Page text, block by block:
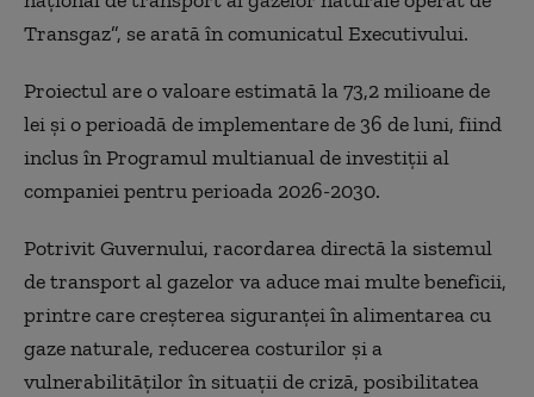
Transgaz”, se arată în comunicatul Executivului.
Proiectul are o valoare estimată la 73,2 milioane de
lei și o perioadă de implementare de 36 de luni, fiind
inclus în Programul multianual de investiții al
companiei pentru perioada 2026-2030.
Potrivit Guvernului, racordarea directă la sistemul
de transport al gazelor va aduce mai multe beneficii,
printre care creșterea siguranței în alimentarea cu
gaze naturale, reducerea costurilor și a
vulnerabilităților în situații de criză, posibilitatea